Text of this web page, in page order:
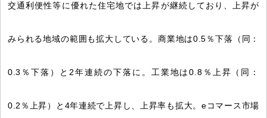
交通利便性等に優れた住宅地では上昇が継続しており、上昇が
みられる地域の範囲も拡大している。商業地は0.5％下落（同：
0.3％下落）と2年連続の下落に。工業地は0.8％上昇（同：
0.2％上昇）と4年連続で上昇し、上昇率も拡大。eコマース市場